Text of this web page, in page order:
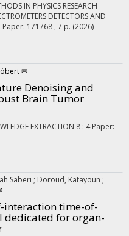
IN PHYSICS RESEARCH
DETECTORS AND
Paper: 171768 , 7 p. (2026)
✉
Denoising and
Brain Tumor
EXTRACTION 8 : 4 Paper:
Saberi ; Doroud, Katayoun ;
interaction time-of-
dedicated for organ-